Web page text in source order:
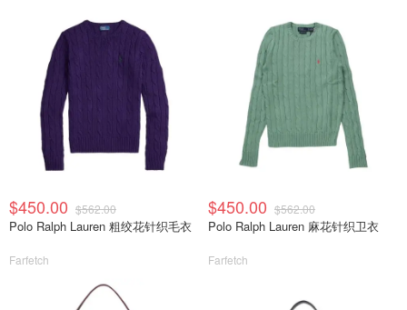
$450.00 $562.00
Polo Ralph Lauren 粗绞花针织毛衣
Farfetch
$450.00 $562.00
Polo Ralph Lauren 麻花针织卫衣
Farfetch